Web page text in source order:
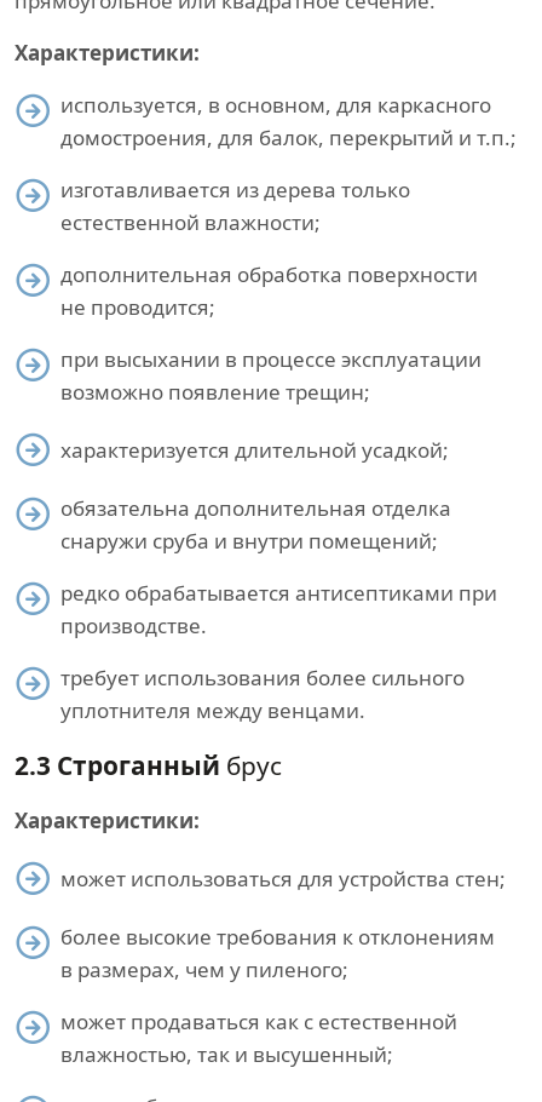
Характеристики:
используется, в основном, для каркасного
домостроения, для балок, перекрытий и т.п.;
изготавливается из дерева только
естественной влажности;
дополнительная обработка поверхности
не проводится;
при высыхании в процессе эксплуатации
возможно появление трещин;
характеризуется длительной усадкой;
обязательна дополнительная отделка
снаружи сруба и внутри помещений;
редко обрабатывается антисептиками при
производстве.
требует использования более сильного
уплотнителя между венцами.
2.3 Строганный брус
Характеристики:
может использоваться для устройства стен;
более высокие требования к отклонениям
в размерах, чем у пиленого;
может продаваться как с естественной
влажностью, так и высушенный;